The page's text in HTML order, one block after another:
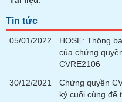
Tin tức
05/01/2022
HOSE: Thông
của chứng
CVRE2106
30/12/2021
Chứng quyền
ký cuối cùng để
Thuật
ngữ
(-)
(-)